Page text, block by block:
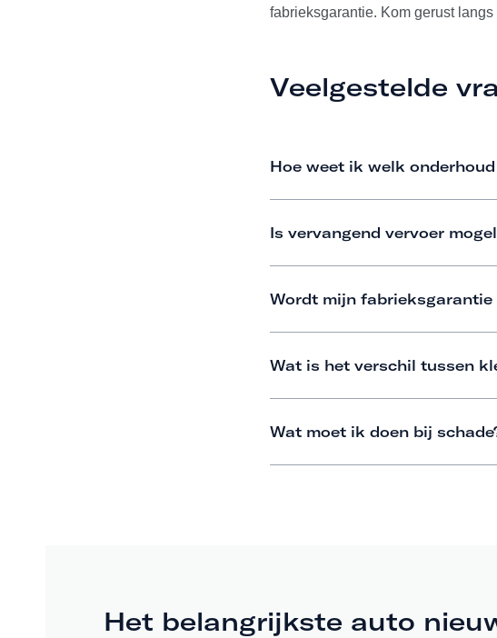
fabrieksgarantie. Kom gerust
Veelgestelde
Hoe weet ik welk
Is vervangend vervoer
Wordt mijn
Wat is het verschil tussen
Wat moet ik doen bij
Het belangrijkste auto